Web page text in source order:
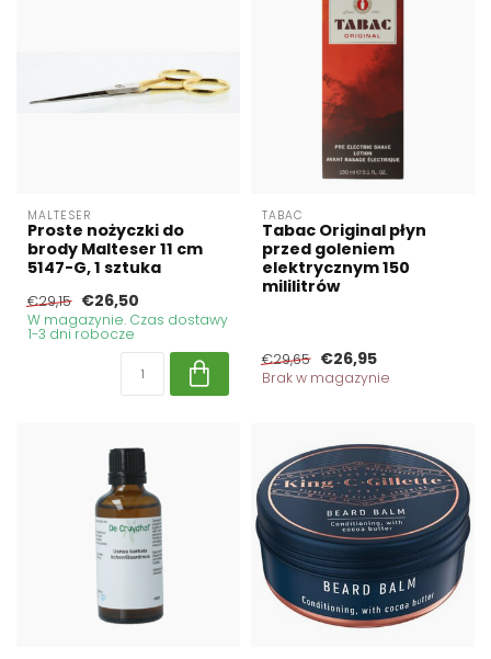
MALTESER
Proste nożyczki do
brody Malteser 11 cm
5147-G, 1 sztuka
€29,15 €26,50
W magazynie. Czas dostawy
1-3 dni robocze
TABAC
Tabac Original płyn
przed goleniem
elektrycznym 150
mililitrów
€29,65 €26,95
Brak w magazynie